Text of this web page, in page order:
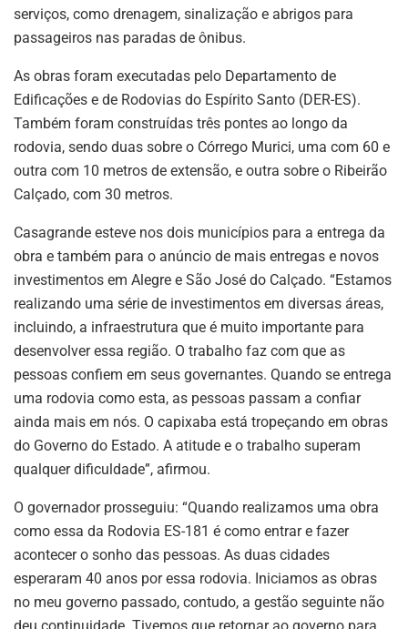
serviços, como drenagem, sinalização e abrigos para
passageiros nas paradas de ônibus.
As obras foram executadas pelo Departamento de
Edificações e de Rodovias do Espírito Santo (DER-ES).
Também foram construídas três pontes ao longo da
rodovia, sendo duas sobre o Córrego Murici, uma com 60 e
outra com 10 metros de extensão, e outra sobre o Ribeirão
Calçado, com 30 metros.
Casagrande esteve nos dois municípios para a entrega da
obra e também para o anúncio de mais entregas e novos
investimentos em Alegre e São José do Calçado. “Estamos
realizando uma série de investimentos em diversas áreas,
incluindo, a infraestrutura que é muito importante para
desenvolver essa região. O trabalho faz com que as
pessoas confiem em seus governantes. Quando se entrega
uma rodovia como esta, as pessoas passam a confiar
ainda mais em nós. O capixaba está tropeçando em obras
do Governo do Estado. A atitude e o trabalho superam
qualquer dificuldade”, afirmou.
O governador prosseguiu: “Quando realizamos uma obra
como essa da Rodovia ES-181 é como entrar e fazer
acontecer o sonho das pessoas. As duas cidades
esperaram 40 anos por essa rodovia. Iniciamos as obras
no meu governo passado, contudo, a gestão seguinte não